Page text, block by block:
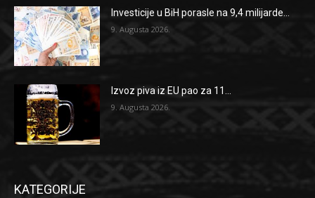
Investicije u BiH porasle na 9,4 milijarde...
9. Augusta 2026.
Izvoz piva iz EU pao za 11...
9. Augusta 2026.
KATEGORIJE